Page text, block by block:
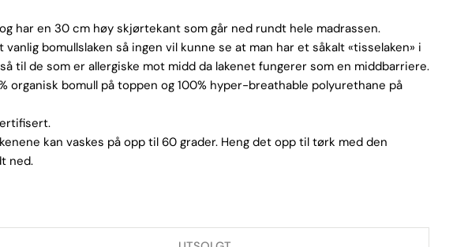
har en 30 cm høy skjørtekant som går ned rundt hele madrassen.
bomullslaken så ingen vil kunne se at man har et såkalt «tisselaken» i
til de som er allergiske mot midd da lakenet fungerer som en middbarriere.
organisk bomull på toppen og 100% hyper-breathable polyurethane på
kan vaskes på opp til 60 grader. Heng det opp til tørk med den
ned.
Spør et spørsmål
ditt
Din
Din